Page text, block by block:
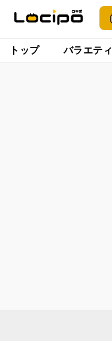
トップ バラエティ